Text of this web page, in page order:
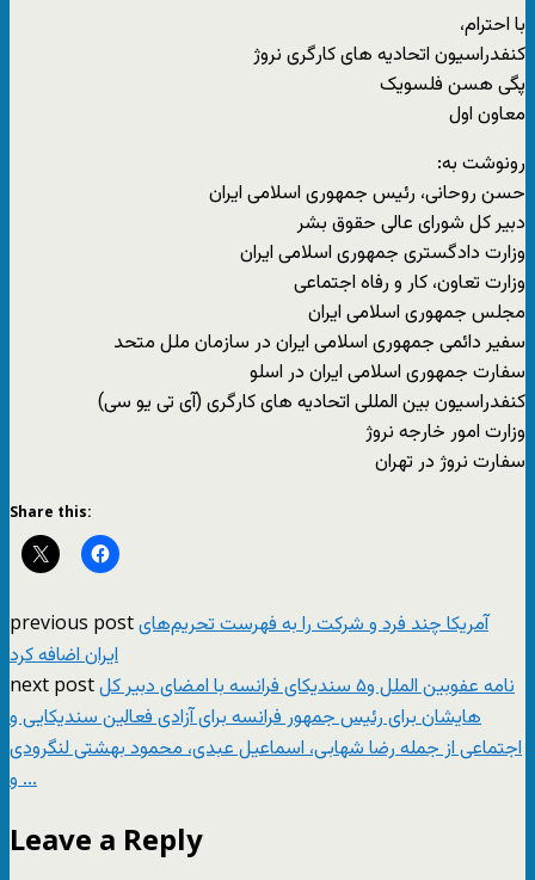
با احترام،
کنفدراسیون اتحادیه های کارگری نروژ
پگی هسن فلسویک
معاون اول
رونوشت به:
حسن روحانی، رئیس جمهوری اسلامی ایران
دبیر کل شورای عالی حقوق بشر
وزارت دادگستری جمهوری اسلامی ایران
وزارت تعاون، کار و رفاه اجتماعی
مجلس جمهوری اسلامی ایران
سفیر دائمی جمهوری اسلامی ایران در سازمان ملل متحد
سفارت جمهوری اسلامی ایران در اسلو
کنفدراسیون بین المللی اتحادیه های کارگری (آی تی یو سی)
وزارت امور خارجه نروژ
سفارت نروژ در تهران
Share this:
previous postآمریکا چند فرد و شرکت را به فهرست تحریم‌های
ایران اضافه کرد
next postنامه عفوبین الملل و۵ سندیکای فرانسه با امضای دبیر کل
هایشان برای رئیس جمهور فرانسه برای آزادی فعالین سندیکایی و
اجتماعی از جمله رضا شهابی، اسماعیل عبدی، محمود بهشتی لنگرودی
و ...
Leave a Reply